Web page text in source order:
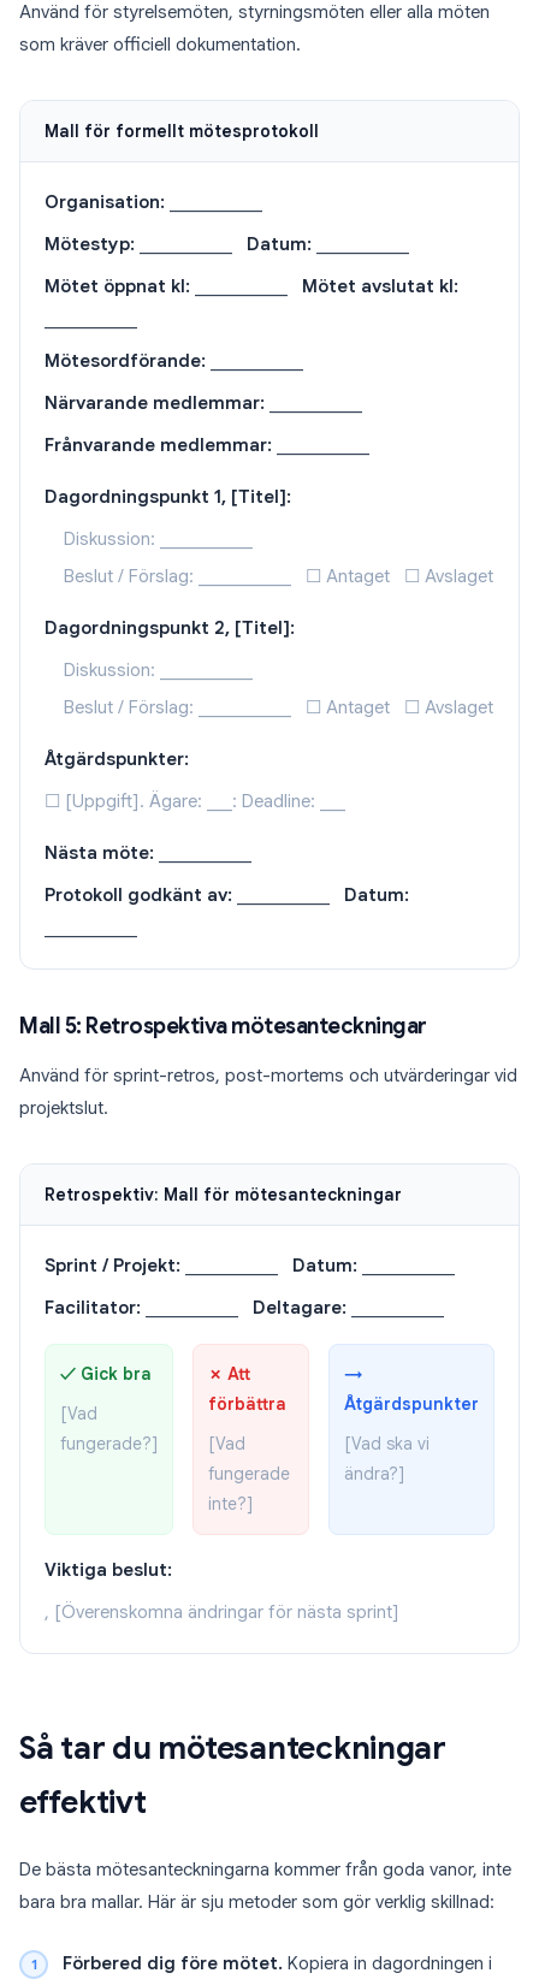
Använd för styrelsemöten, styrningsmöten eller alla möten
som kräver officiell dokumentation.
Mall för formellt mötesprotokoll
Organisation:
Mötestyp:
Datum:
Mötet öppnat kl:
Mötet avslutat kl:
Mötesordförande:
Närvarande medlemmar:
Frånvarande medlemmar:
Dagordningspunkt 1, [Titel]:
Diskussion: ___________
Beslut / Förslag: ___________ ☐ Antaget ☐ Avslaget
Dagordningspunkt 2, [Titel]:
Diskussion: ___________
Beslut / Förslag: ___________ ☐ Antaget ☐ Avslaget
Åtgärdspunkter:
☐ [Uppgift]. Ägare: ___: Deadline: ___
Nästa möte:
Protokoll godkänt av:
Datum:
Mall 5: Retrospektiva mötesanteckningar
Använd för sprint-retros, post-mortems och utvärderingar vid
projektslut.
Retrospektiv: Mall för mötesanteckningar
Sprint / Projekt: Datum:
Facilitator:
Deltagare:
✓ Gick bra
[Vad
fungerade?]
✗ Att
förbättra
[Vad
fungerade
inte?]
→
Åtgärdspunkter
[Vad ska vi
ändra?]
Viktiga beslut:
, [Överenskomna ändringar för nästa sprint]
Så tar du mötesanteckningar
effektivt
De bästa mötesanteckningarna kommer från goda vanor, inte
bara bra mallar. Här är sju metoder som gör verklig skillnad:
Förbered dig före mötet. Kopiera in dagordningen i